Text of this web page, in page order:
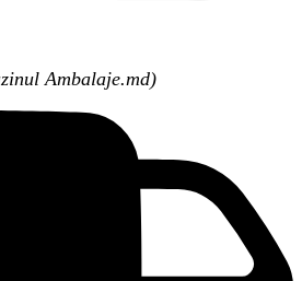
Ambalaje.md)